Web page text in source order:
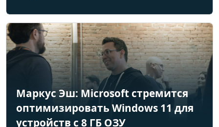
Маркус Эш: Microsoft стремится
оптимизировать Windows 11 для
устройств с 8 ГБ ОЗУ